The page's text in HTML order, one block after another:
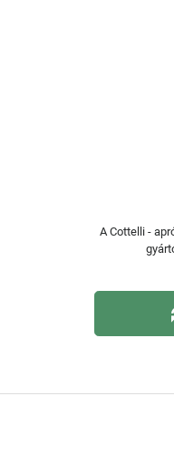
A Cottelli -